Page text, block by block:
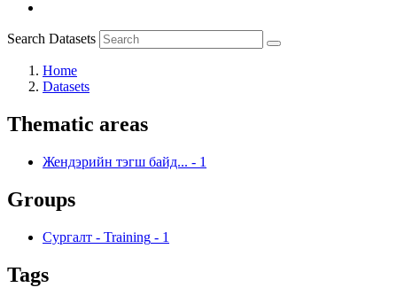
Search Datasets
Home
Datasets
Thematic areas
Жендэрийн тэгш байд... - 1
Groups
Сургалт - Training - 1
Tags